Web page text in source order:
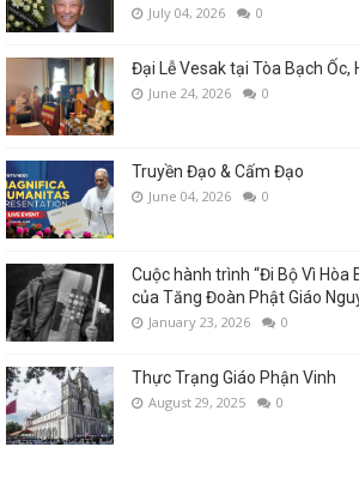
July 04, 2026 0
Đại Lễ Vesak tại Tòa Bạch Ốc,
June 24, 2026 0
Truyền Đạo & Cấm Đạo
June 04, 2026 0
Cuộc hành trình “Đi Bộ Vì Hòa
của Tăng Đoàn Phật Giáo
January 23, 2026 0
Thực Trạng Giáo Phận Vinh
August 29, 2025 0